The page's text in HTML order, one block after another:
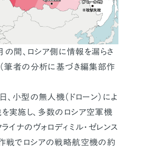
の間、ロシア側に情報を漏らさ
筆者の分析に基づき編集部作
小型の無人機（ドローン）によ
実施し、多数のロシア空軍機
イナのヴォロディミル・ゼレンス
戦でロシアの戦略航空機の約